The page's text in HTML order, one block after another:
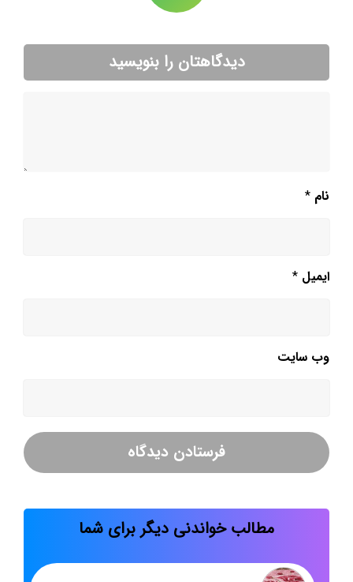
دیدگاهتان را بنویسید
نام *
ایمیل *
وب‌ سایت
مطالب خواندنی دیگر برای شما